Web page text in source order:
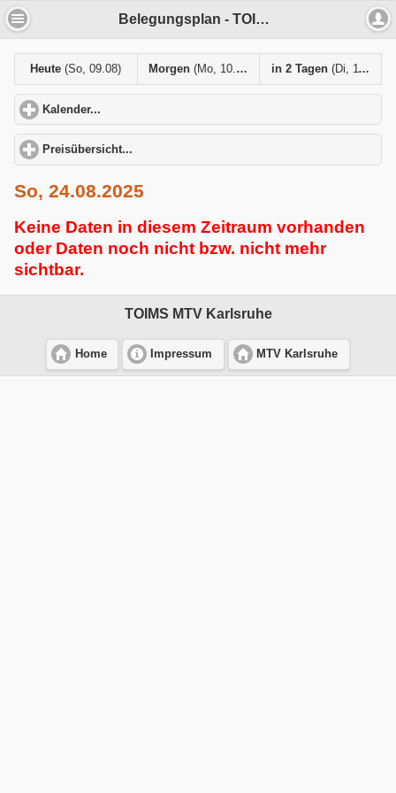
Belegungsplan - TOIMS MTV Karlsruhe
Heute(So, 09.08) Morgen(Mo, 10.08) in 2 Tagen (Di, 11.08)
Kalender...
Preisübersicht...
So, 24.08.2025
Keine Daten in diesem Zeitraum vorhanden
oder Daten noch nicht bzw. nicht mehr
sichtbar.
TOIMS MTV Karlsruhe
Home Impressum MTV Karlsruhe